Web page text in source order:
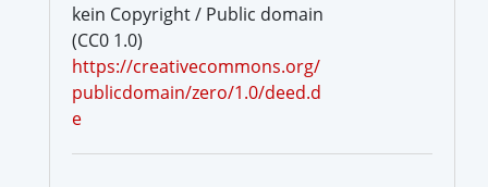
kein Copyright / Public domain
(CC0 1.0)
https://creativecommons.org/
publicdomain/zero/1.0/deed.d
e